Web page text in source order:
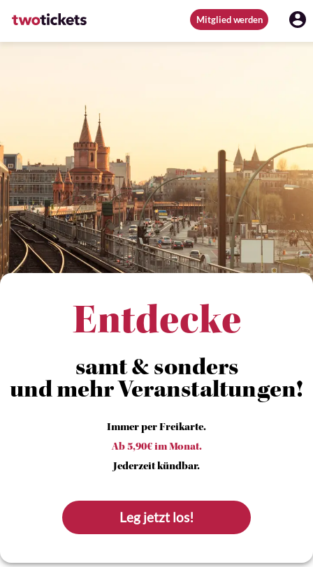
Mitglied werden
Entdecke
samt & sonders
und mehr Veranstaltungen!
Immer per Freikarte.
Ab 5,90€ im Monat.
Jederzeit kündbar.
Leg jetzt los!